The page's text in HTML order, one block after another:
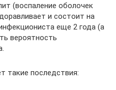
(воспаление оболочек
и состоит на
еще 2 года (а
вероятность
такие последствия: